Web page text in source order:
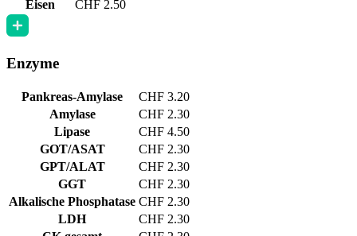
Eisen
CHF 2.50
Enzyme
Pankreas-Amylase
CHF 3.20
Amylase
CHF 2.30
Lipase
CHF 4.50
GOT/ASAT
CHF 2.30
GPT/ALAT
CHF 2.30
GGT
CHF 2.30
Alkalische Phosphatase CHF 2.30
LDH
CHF 2.30